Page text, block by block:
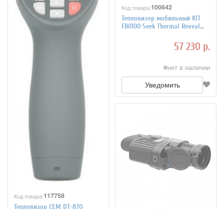
Код товара:117758
Тепловизор СЕМ DT-870
Код товара:100642
Тепловизор мобильный KIT
FB0100 Seek Thermal Reveal
57 230 р.
нет в наличии
Уведомить